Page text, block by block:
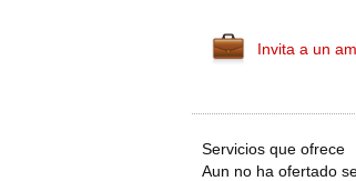
Invita a un
Servicios que ofrece
Aun no ha ofertado